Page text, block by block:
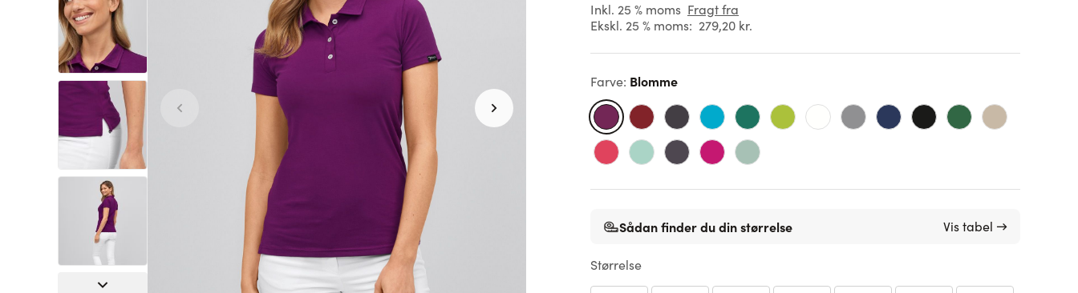
Inkl. 25 % moms Fragt fra
Ekskl. 25 % moms: 279,20 kr.
Farve: Blomme
Sådan finder du din størrelse Vis tabel →
Størrelse